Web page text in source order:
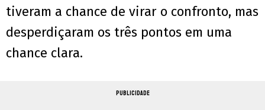
tiveram a chance de virar o confronto, mas
desperdiçaram os três pontos em uma
chance clara.
PUBLICIDADE